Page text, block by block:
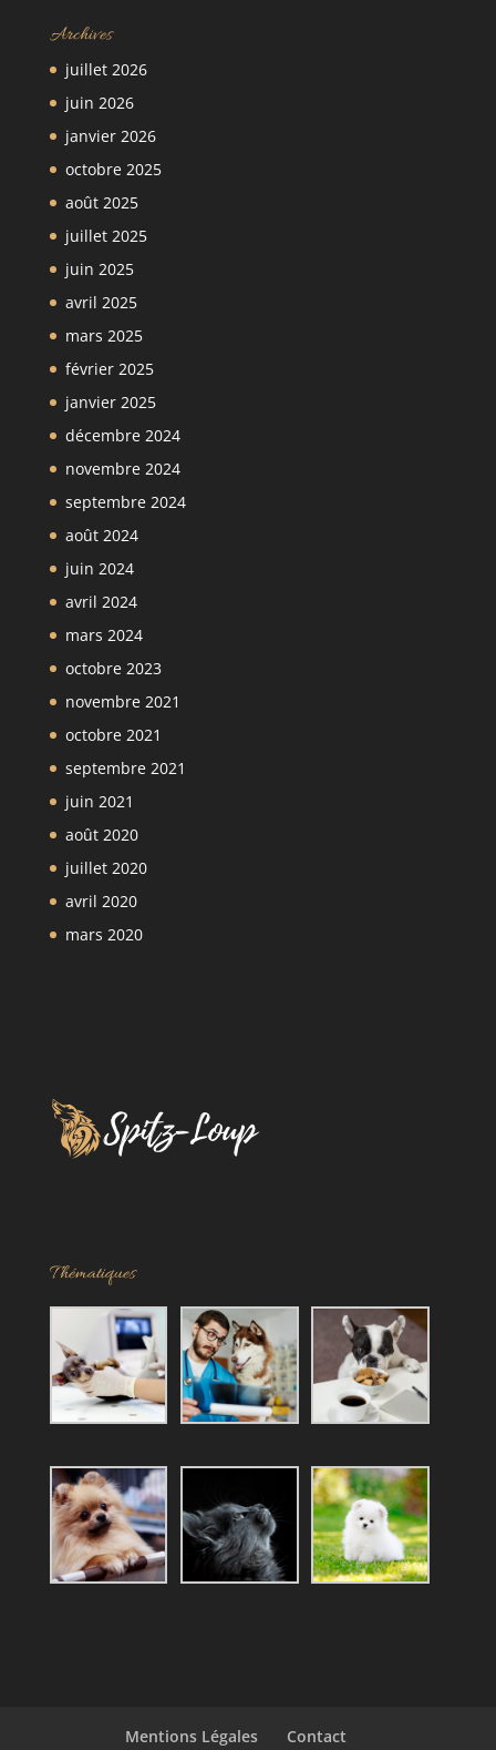
Archives
juillet 2026
juin 2026
janvier 2026
octobre 2025
août 2025
juillet 2025
juin 2025
avril 2025
mars 2025
février 2025
janvier 2025
décembre 2024
novembre 2024
septembre 2024
août 2024
juin 2024
avril 2024
mars 2024
octobre 2023
novembre 2021
octobre 2021
septembre 2021
juin 2021
août 2020
juillet 2020
avril 2020
mars 2020
Thématiques
Mentions Légales Contact